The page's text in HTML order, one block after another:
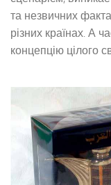
та незвичних
різних країнах. А
концепцію цілого